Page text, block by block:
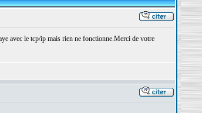
avec le tcp/ip mais rien ne fonctionne.Merci de votre